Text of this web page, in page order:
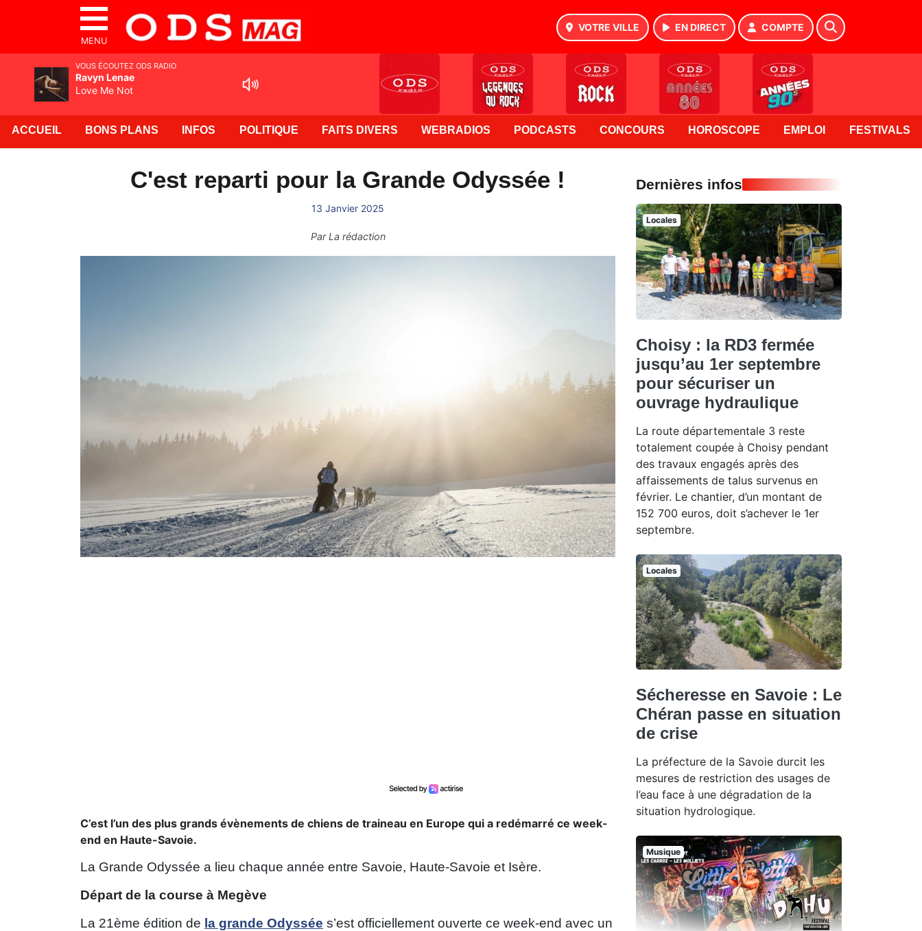
MENU
VOTRE VILLE EN DIRECT COMPTE
ACCUEIL BONS PLANS INFOS POLITIQUE FAITS DIVERS WEBRADIOS PODCASTS CONCOURS HOROSCOPE EMPLOI FESTIVALS
C'est reparti pour la Grande Odyssée !
13 Janvier 2025
ParLa rédaction
C’est l’un des plus grands évènements de chiens de traineau en Europe qui a redémarré ce week-
end en Haute-Savoie.
La Grande Odyssée a lieu chaque année entre Savoie, Haute-Savoie et Isère.
Départ de la course à Megève
La 21ème édition de la grande Odyssée s’est officiellement ouverte ce week-end avec un
Dernières infos
Locales
Choisy : la RD3 fermée
jusqu’au 1er septembre
pour sécuriser un
ouvrage hydraulique
La route départementale 3 reste
totalement coupée à Choisy pendant
des travaux engagés après des
affaissements de talus survenus en
février. Le chantier, d’un montant de
152 700 euros, doit s’achever le 1er
septembre.
Locales
Sécheresse en Savoie : Le
Chéran passe en situation
de crise
La préfecture de la Savoie durcit les
mesures de restriction des usages de
l’eau face à une dégradation de la
situation hydrologique.
Musique
VOUS ÉCOUTEZ ODS RADIO
Ravyn Lenae
Love Me Not